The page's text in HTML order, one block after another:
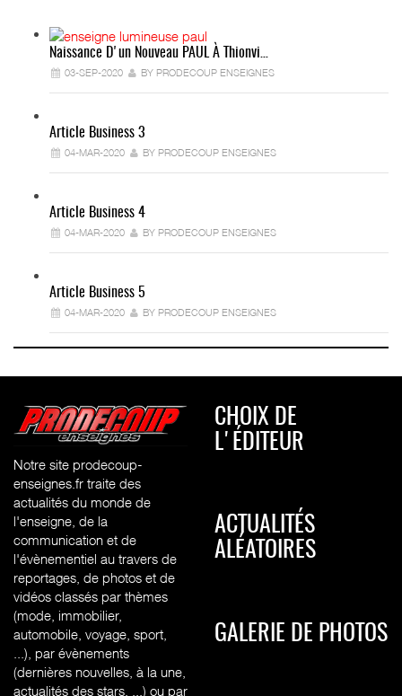
Naissance D'un Nouveau PAUL À Thionvi…
03-SEP-2020 BY PRODECOUP ENSEIGNES
Article Business 3
04-MAR-2020 BY PRODECOUP ENSEIGNES
Article Business 4
04-MAR-2020 BY PRODECOUP ENSEIGNES
Article Business 5
04-MAR-2020 BY PRODECOUP ENSEIGNES
Notre site prodecoup-
enseignes.fr traite des
actualités du monde de
l'enseigne, de la
communication et de
l'évènementiel au travers de
reportages, de photos et de
vidéos classés par thèmes
(mode, immobilier,
automobile, voyage, sport,
...), par évènements
(dernières nouvelles, à la une,
actualités des stars, ...) ou par
CHOIX DE
L'ÉDITEUR
ACTUALITÉS
ALÉATOIRES
GALERIE DE PHOTOS